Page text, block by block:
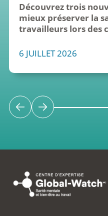
Découvrez trois
mieux préserver la
travailleurs lors des
6 JUILLET 2026